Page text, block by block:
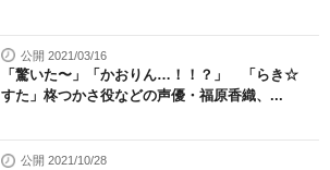
公開 2021/03/16
「驚いた〜」「かおりん…！！？」 「らき☆
すた」柊つかさ役などの声優・福原香織、...
公開 2021/10/28